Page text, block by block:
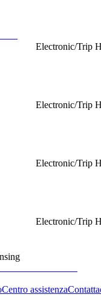
Electronic/Trip
Electronic/Trip
Electronic/Trip
Electronic/Trip
Centro assistenza